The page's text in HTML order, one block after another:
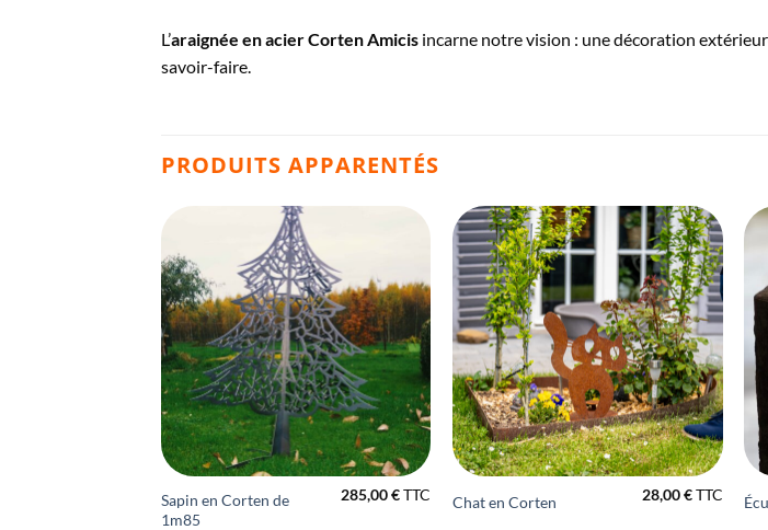
L’araignée en acier Corten Amicis incarne notre vision : une décoration
savoir-faire.
PRODUITS APPARENTÉS
Sapin en Corten de
1m85
285,00€TTC Chat en Corten 28,00€TTC